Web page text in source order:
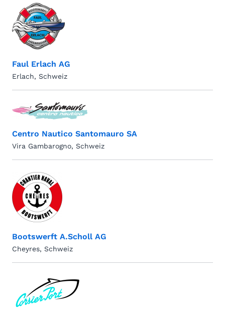
Faul Erlach AG
Erlach, Schweiz
Centro Nautico Santomauro SA
Vira Gambarogno, Schweiz
Bootswerft A.Scholl AG
Cheyres, Schweiz